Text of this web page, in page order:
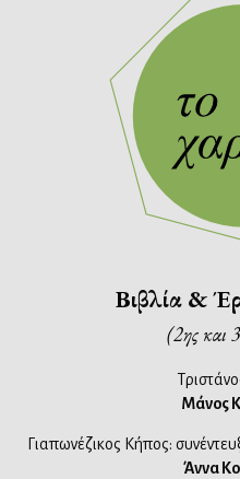
Βιβλία &
(2ης και
Μάνος
Γιαπωνέζικος Κήπος:
Άννα